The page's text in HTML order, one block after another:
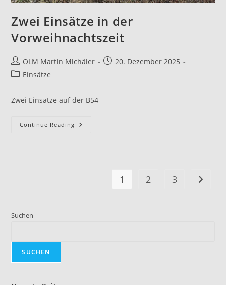
Zwei Einsätze in der
Vorweihnachtszeit
OLM Martin Michäler
20. Dezember 2025
Einsätze
Zwei Einsätze auf der B54
Continue Reading
1 2 3
Suchen
SUCHEN